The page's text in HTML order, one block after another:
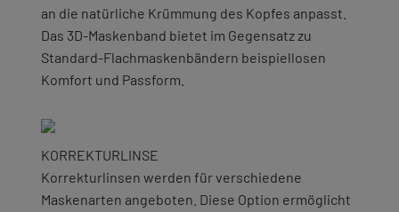
an die natürliche Krümmung des Kopfes anpasst.
Das 3D-Maskenband bietet im Gegensatz zu
Standard-Flachmaskenbändern beispiellosen
Komfort und Passform.
KORREKTURLINSE
Korrekturlinsen werden für verschiedene
Maskenarten angeboten. Diese Option ermöglicht